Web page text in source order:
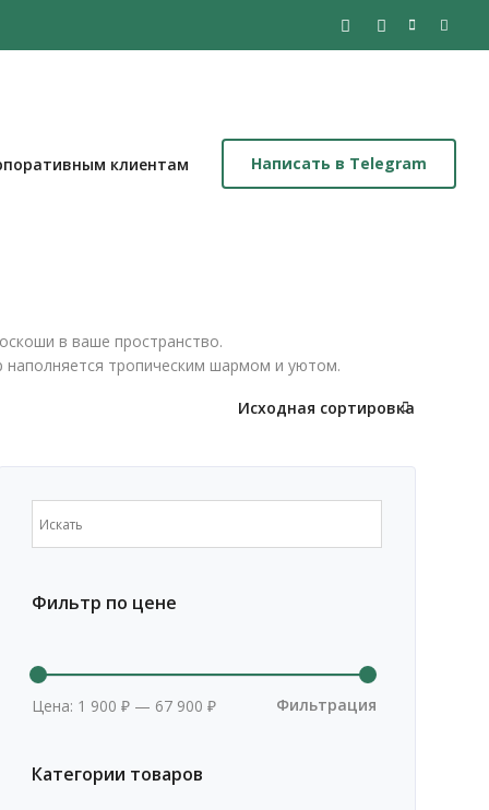
клиентам Написать в Telegram
в ваше пространство.
наполняется тропическим шармом и уютом.
Фильтр по цене
Минимальная
Фильтрация
Цена: 1 900 ₽— 67 900 ₽
Категории товаров